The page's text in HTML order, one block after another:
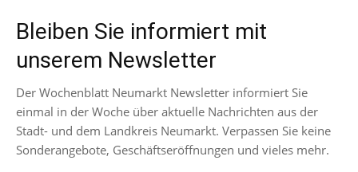
Bleiben Sie informiert mit
unserem Newsletter
Der Wochenblatt Neumarkt Newsletter informiert Sie
einmal in der Woche über aktuelle Nachrichten aus der
Stadt- und dem Landkreis Neumarkt. Verpassen Sie keine
Sonderangebote, Geschäftseröffnungen und vieles mehr.